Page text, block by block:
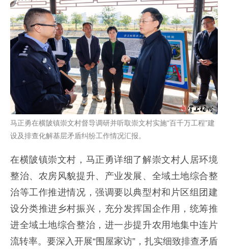
马正勇在横陂镇崇文村督导调研并听取崇文村实施“百千万工程”建
设及排查化解基层矛盾纠纷工作情况汇报。
在横陂镇崇文村，马正勇详细了解崇文村人居环境
整治、农房风貌提升、产业发展、全域土地综合整
治等工作推进情况，强调要以典型村和片区组团建
设分类推进乡村振兴，充分发挥国企作用，统筹推
进全域土地综合整治，进一步提升农用地集中连片
流转率。要深入开展“围屋家访”，扎实细致排查矛盾